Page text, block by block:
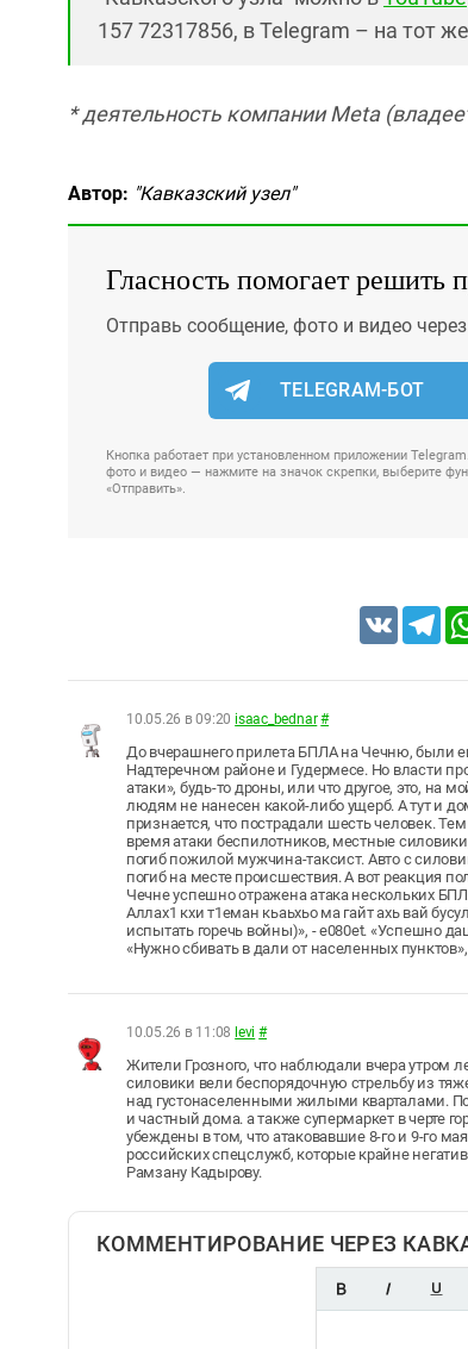
157 72317856, в Telegram – на тот
* деятельность компании Meta
Автор: "Кавказский узел"
Гласность помогает решить
Отправь сообщение, фото и видео
TELEGRAM-БОТ
Кнопка работает при установленном приложении
фото и видео — нажмите на значок скрепки, выберите
«Отправить».
VK
10.05.26 в 09:20 isaac_bednar #
До вчерашнего прилета БПЛА на Чечню, были
Надтеречном районе и Гудермесе. Но власти
атаки», будь-то дроны, или что другое, это, на
людям не нанесен какой-либо ущерб. А тут и
признается, что пострадали шесть человек.
время атаки беспилотников, местные
погиб пожилой мужчина-таксист. Авто с
погиб на месте происшествия. А вот реакция
Чечне успешно отражена атака нескольких
Аллах1 кхи т1еман кьаьхьо ма гайт ахь вай
испытать горечь войны)», - e080et. «Успешно
«Нужно сбивать в дали от населенных
10.05.26 в 11:08 levi #
Жители Грозного, что наблюдали вчера утром
силовики вели беспорядочную стрельбу из
над густонаселенными жилыми кварталами.
и частный дома. а также супермаркет в черте
убеждены в том, что атаковавшие 8-го и 9-го
российских спецслужб, которые крайне
Рамзану Кадырову.
КОММЕНТИРОВАНИЕ ЧЕРЕЗ